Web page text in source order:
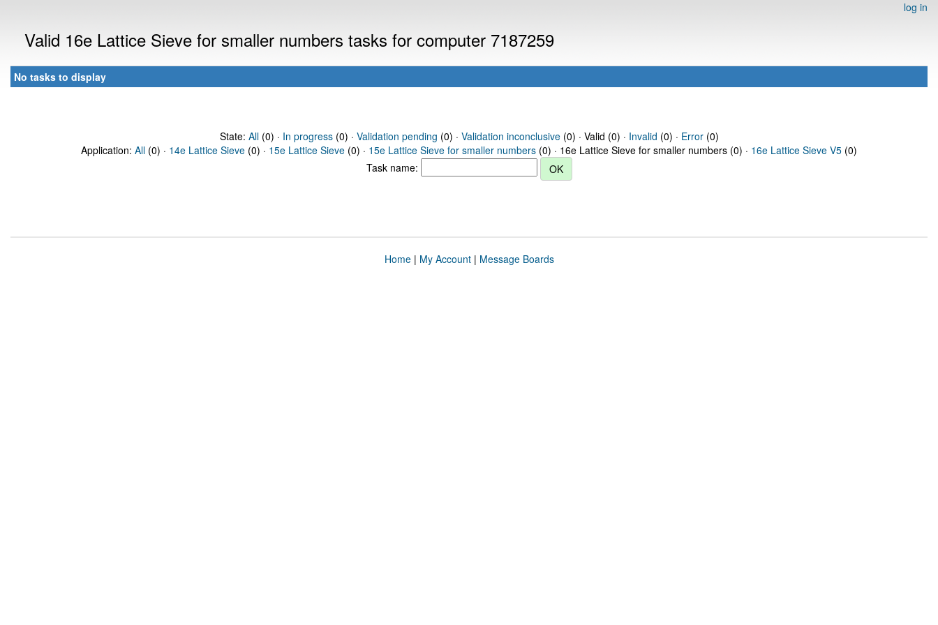
log in
Valid 16e Lattice Sieve for smaller numbers tasks for computer 7187259
No tasks to display
State: All(0) · In progress(0) · Validation pending (0) · Validation inconclusive(0) · Valid (0) · Invalid (0) · Error(0)
Application: All (0) · 14e Lattice Sieve (0) · 15e Lattice Sieve (0) · 15e Lattice Sieve for smaller numbers (0) · 16e Lattice Sieve for smaller numbers (0) · 16e Lattice Sieve V5 (0)
Task name:
Home| My Account| Message Boards